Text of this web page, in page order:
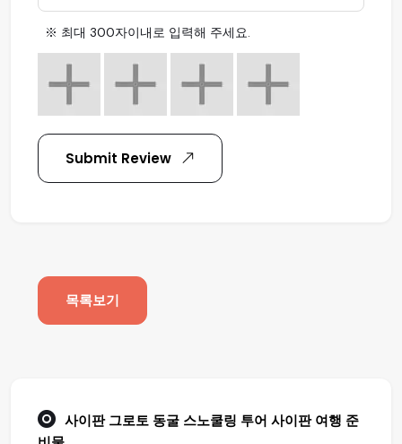
※ 최대 300자이내로 입력해 주세요.
Submit Review
목록보기
사이판 그로토 동굴 스노쿨링 투어 사이판 여행 준